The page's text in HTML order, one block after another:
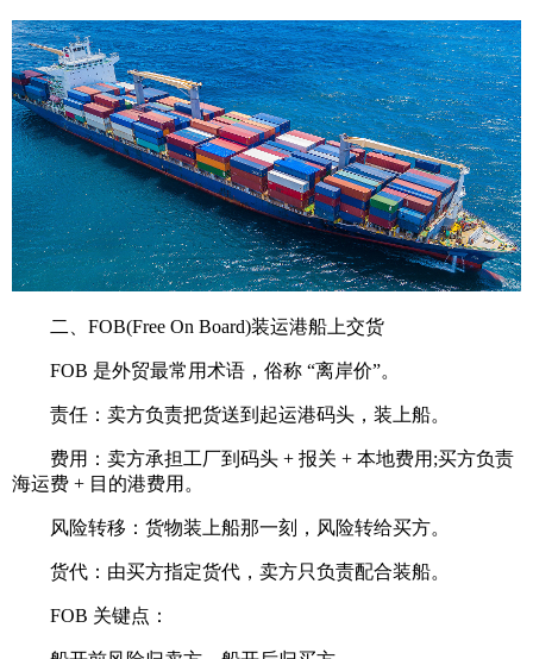
二、FOB(Free On Board)装运港船上交货
FOB 是外贸最常用术语，俗称 “离岸价”。
责任：卖方负责把货送到起运港码头，装上船。
费用：卖方承担工厂到码头 + 报关 + 本地费用;买方负责
海运费 + 目的港费用。
风险转移：货物装上船那一刻，风险转给买方。
货代：由买方指定货代，卖方只负责配合装船。
FOB 关键点：